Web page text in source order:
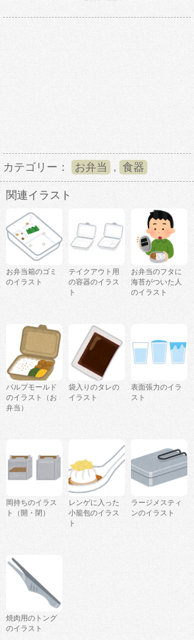
カテゴリー： お弁当 , 食器
関連イラスト
お弁当箱のゴミ
のイラスト
テイクアウト用
の容器のイラス
ト
お弁当のフタに
海苔がついた人
のイラスト
パルプモールド
のイラスト（お
弁当）
袋入りのタレの
イラスト
表面張力のイラ
スト
岡持ちのイラス
ト（開・閉）
レンゲに入った
小籠包のイラス
ト
ラージメスティ
ンのイラスト
焼肉用のトング
のイラスト